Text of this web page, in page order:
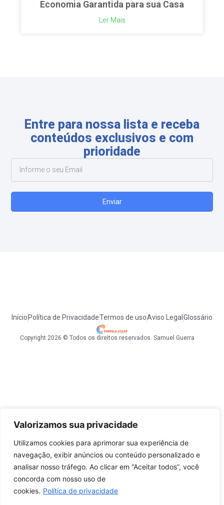
Valorizamos sua privacidade
Utilizamos cookies para aprimorar sua experiência de
navegação, exibir anúncios ou conteúdo personalizado e
analisar nosso tráfego. Ao clicar em “Aceitar todos”, você
concorda com nosso uso de
cookies. Política de privacidade
Economia Garantida para sua Casa
Ler Mais
Entre para nossa lista e receba
conteúdos exclusivos e com
prioridade
Enviar
Início Política de PrivacidadeTermos de usoAviso Legal Glossário
Copyright 2026 © Todos os direitos reservados. Samuel Guerra